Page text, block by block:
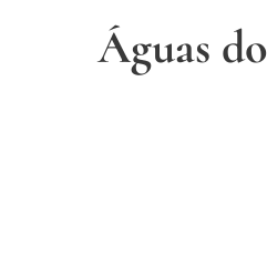
Águas